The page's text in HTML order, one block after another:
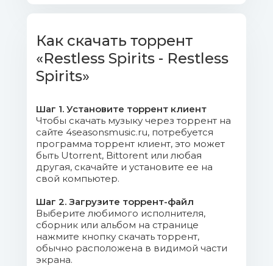
One.mp3 (10.6 Mb)
05 - Nothing I Could Give to
You.mp3 (11.99 Mb)
06 - Calling You.mp3 (11.11 Mb)
07 - Live to Win.mp3 (8.09 Mb)
08 - You and I.mp3 (11.02 Mb)
(11.43 Mb)
10 - Lost Time (not to Be Found
Again).mp3 (11.28 Mb)
Как скачать торрент
«Restless Spirits - Restless
Spirits»
Шаг 1. Установите торрент клиент
Чтобы скачать музыку через торрент на
сайте 4seasonsmusic.ru, потребуется
программа торрент клиент, это может
быть Utorrent, Bittorent или любая
другая, скачайте и установите ее на
свой компьютер.
Шаг 2. Загрузите торрент-файл
Выберите любимого исполнителя,
сборник или альбом на странице
нажмите кнопку скачать торрент,
обычно расположена в видимой части
экрана.